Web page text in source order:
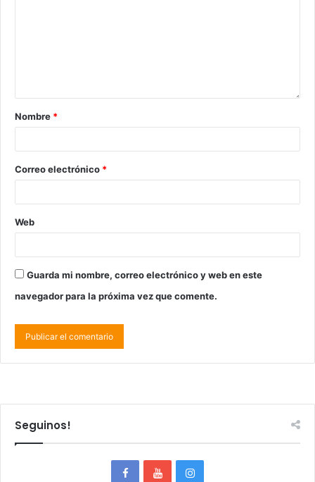
Nombre *
Correo electrónico *
Web
Guarda mi nombre, correo electrónico y web en este
navegador para la próxima vez que comente.
Seguinos!